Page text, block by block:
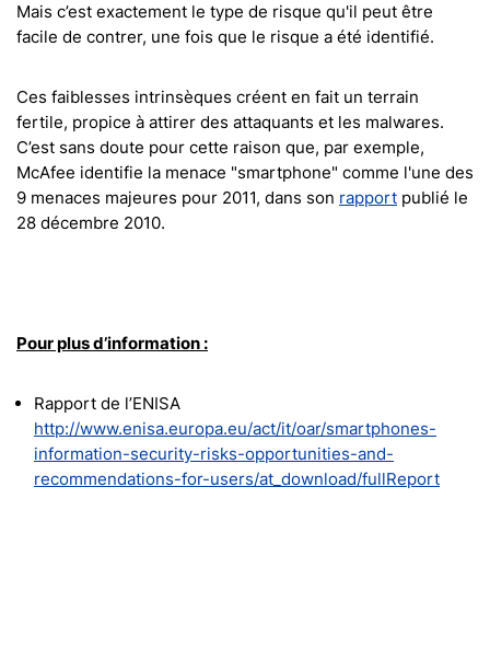
Mais c’est exactement le type de risque qu'il peut être
facile de contrer, une fois que le risque a été identifié.
Ces faiblesses intrinsèques créent en fait un terrain
fertile, propice à attirer des attaquants et les malwares.
C’est sans doute pour cette raison que, par exemple,
McAfee identifie la menace "smartphone" comme l'une des
9 menaces majeures pour 2011, dans son rapport publié le
28 décembre 2010.
Pour plus d’information :
Rapport de l’ENISA
http://www.enisa.europa.eu/act/it/oar/smartphones-
information-security-risks-opportunities-and-
recommendations-for-users/at_download/fullReport